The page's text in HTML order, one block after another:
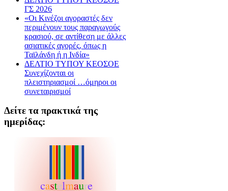
ΓΣ 2026
«Οι Κινέζοι αγοραστές δεν
περιμένουν τους παραγωγούς
κρασιού, σε αντίθεση με άλλες
ασιατικές αγορές, όπως η
Ταϊλάνδη ή η Ινδία»
ΔΕΛΤΙΟ ΤΥΠΟΥ ΚΕΟΣΟΕ
Συνεχίζονται οι
πλειστηριασμοί …όμηροι οι
συνεταιρισμοί
Δείτε τα πρακτικά της
ημερίδας: